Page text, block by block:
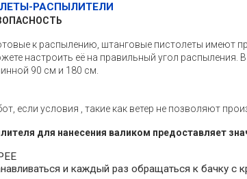
РАСПЫЛИТЕЛИ
к распылению, штанговые пистолеты имеют
настроить её на правильный угол
90 см и 180 см.
если условия , такие как ветер не позволяют
для нанесения валиком предоставляет
и каждый раз обращаться к бачку с